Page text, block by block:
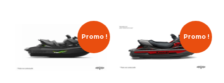
Promo ! Promo !